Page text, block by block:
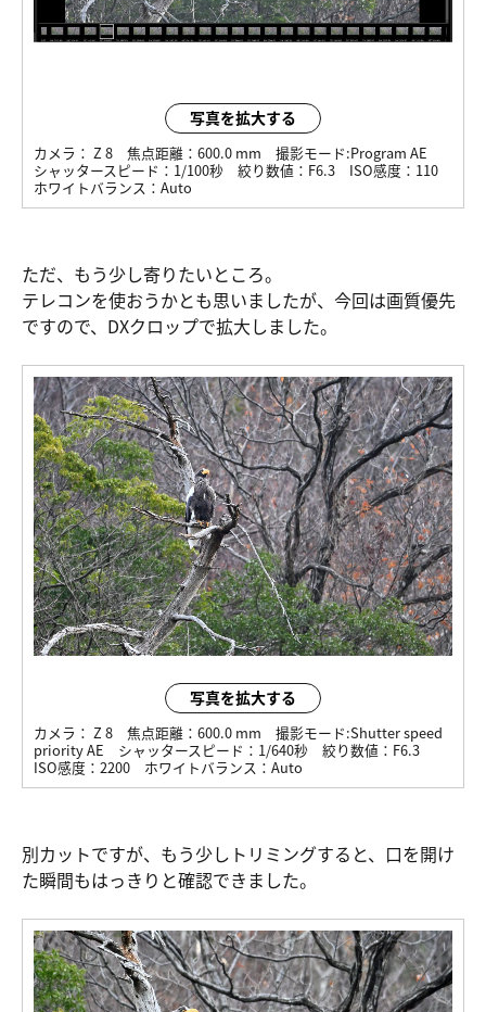
写真を拡大する
カメラ： Z 8 焦点距離： 600.0 mm 撮影モード:Program AE
シャッタースピード： 1/100秒 絞り数値： F6.3 ISO感度： 110
ホワイトバランス： Auto
ただ、もう少し寄りたいところ。
テレコンを使おうかとも思いましたが、今回は画質優先
ですので、DXクロップで拡大しました。
写真を拡大する
カメラ： Z 8 焦点距離： 600.0 mm 撮影モード:Shutter speed
priority AE
シャッタースピード： 1/640秒 絞り数値： F6.3
ISO感度： 2200 ホワイトバランス： Auto
別カットですが、もう少しトリミングすると、口を開け
た瞬間もはっきりと確認できました。